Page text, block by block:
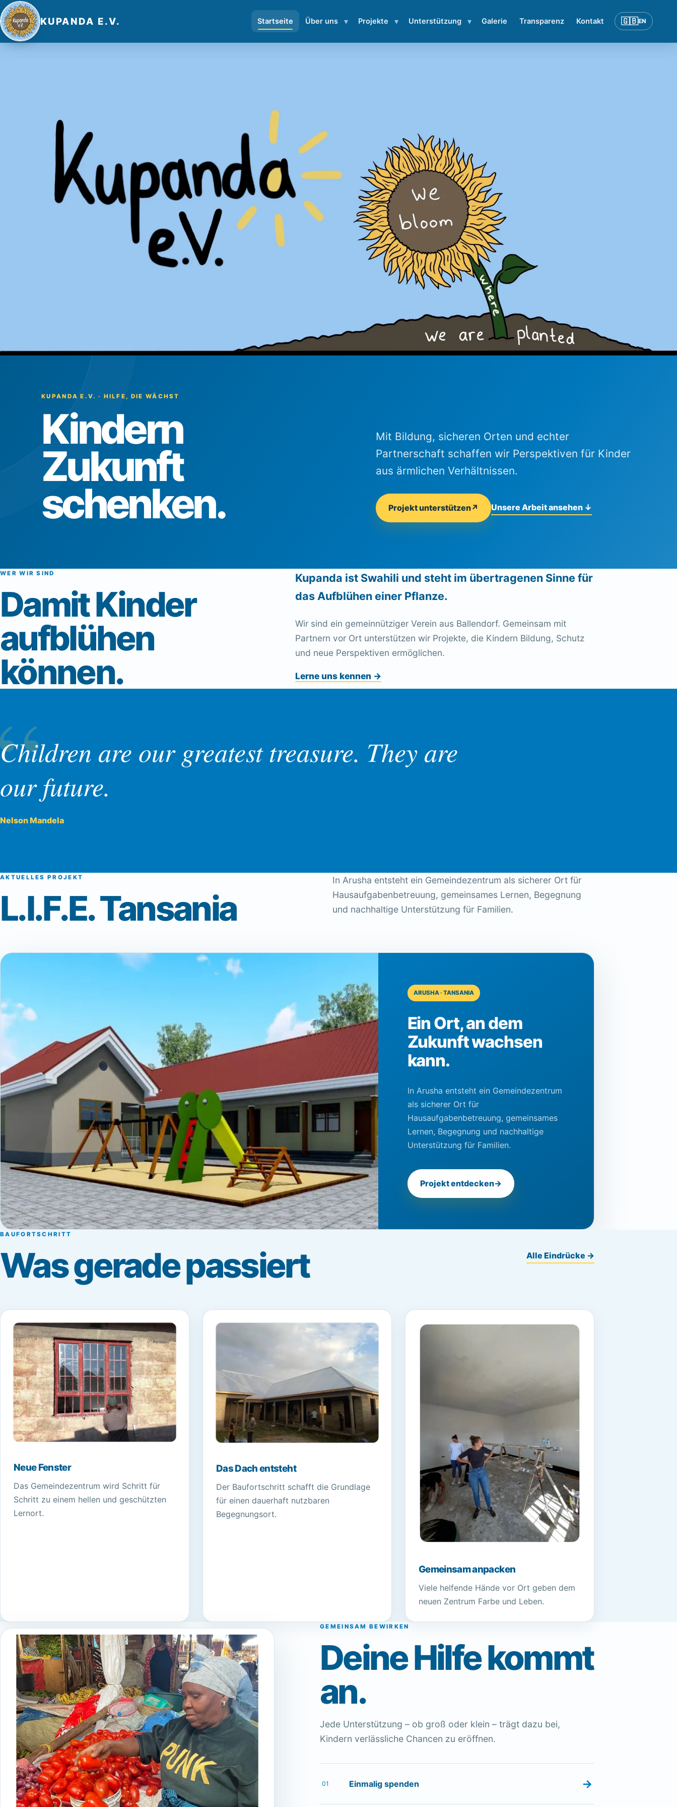
KUPANDA E.V. Startseite Über uns ▾ Projekte ▾ Unterstützung ▾ Galerie Transparenz Kontakt 🇬🇧EN
KUPANDA E.V. · HILFE, DIE WÄCHST
Kindern
Zukunft
schenken.
Mit Bildung, sicheren Orten und echter
Partnerschaft schaffen wir Perspektiven für Kinder
aus ärmlichen Verhältnissen.
Projekt unterstützen↗ Unsere Arbeit ansehen ↓
WER WIR SIND
Damit Kinder
aufblühen
können.
Kupanda ist Swahili und steht im übertragenen Sinne für
das Aufblühen einer Pflanze.
Wir sind ein gemeinnütziger Verein aus Ballendorf. Gemeinsam mit
Partnern vor Ort unterstützen wir Projekte, die Kindern Bildung, Schutz
und neue Perspektiven ermöglichen.
Lerne uns kennen →
Children are our greatest treasure. They are
our future.
Nelson Mandela
AKTUELLES PROJEKT
L.I.F.E. Tansania
In Arusha entsteht ein Gemeindezentrum als sicherer Ort für
Hausaufgabenbetreuung, gemeinsames Lernen, Begegnung
und nachhaltige Unterstützung für Familien.
ARUSHA · TANSANIA
Ein Ort, an dem
Zukunft wachsen
kann.
In Arusha entsteht ein Gemeindezentrum
als sicherer Ort für
Hausaufgabenbetreuung, gemeinsames
Lernen, Begegnung und nachhaltige
Unterstützung für Familien.
Projekt entdecken→
BAUFORTSCHRITT
Was gerade passiert Alle Eindrücke →
Neue Fenster
Das Gemeindezentrum wird Schritt für
Schritt zu einem hellen und geschützten
Lernort.
Das Dach entsteht
Der Baufortschritt schafft die Grundlage
für einen dauerhaft nutzbaren
Begegnungsort.
Gemeinsam anpacken
Viele helfende Hände vor Ort geben dem
neuen Zentrum Farbe und Leben.
GEMEINSAM BEWIRKEN
Deine Hilfe kommt
an.
Jede Unterstützung – ob groß oder klein – trägt dazu bei,
Kindern verlässliche Chancen zu eröffnen.
01 Einmalig spenden →